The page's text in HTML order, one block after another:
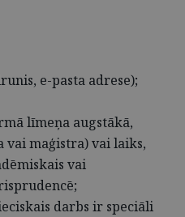
e-pasta adrese);
līmeņa augstākā,
vai maģistra) vai laiks,
vai
darbs ir speciāli